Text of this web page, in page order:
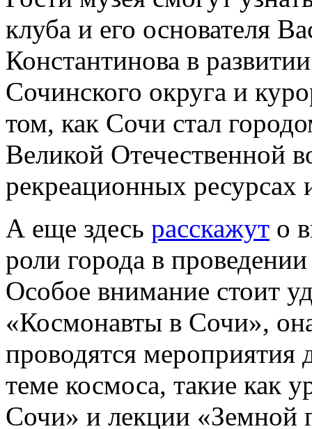
клуба и его основателя
Константинова в
Сочинского округа и
том, как Сочи стал
Великой Отечественной
рекреационных ресурсах
А еще здесь расскажут о
роли города в
Особое внимание стоит
«Космонавты в Сочи»,
проводятся
теме космоса, такие как
Сочи» и лекции «Земной